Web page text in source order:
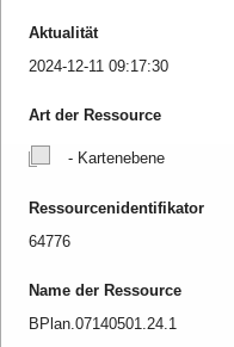
Aktualität
2024-12-11 09:17:30
Art der Ressource
- Kartenebene
Ressourcenidentifikator
64776
Name der Ressource
BPlan.07140501.24.1